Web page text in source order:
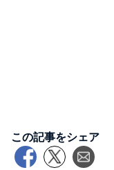
この記事をシェア